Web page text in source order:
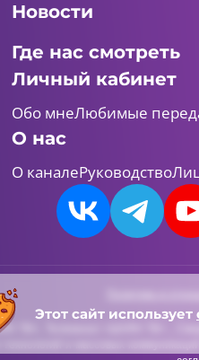
Новости
Где нас смотреть
Личный кабинет
Обо мнеЛюбимые
О нас
О каналеРуководство
ТВ». Телеканал «ШАЯН ТВ» ,
и массовых
Этот сайт использует